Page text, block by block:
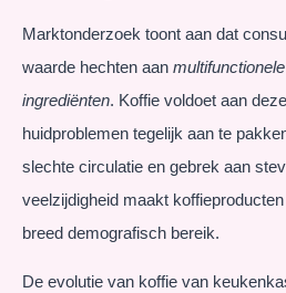
Marktonderzoek toont aan dat
waarde hechten aan
ingrediënten. Koffie voldoet aan
huidproblemen tegelijk aan te
slechte circulatie en gebrek aan
veelzijdigheid maakt
breed demografisch bereik.
De evolutie van koffie van